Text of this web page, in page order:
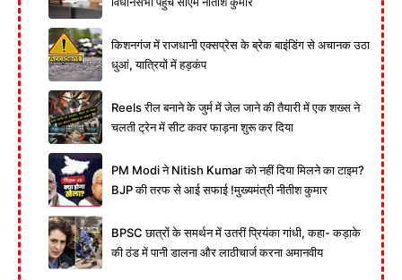
किशनगंज में राजधानी एक्सप्रेस के ब्रेक बाइंडिंग से अचानक उठा
धुआं, यात्रियों में हड़कंप
Reels रील बनाने के जुर्म में जेल जाने की तैयारी में एक शख्स ने
चलती ट्रेन में सीट कवर फाड़ना शुरू कर दिया
PM Modi ने Nitish Kumar को नहीं दिया मिलने का टाइम?
BJP की तरफ से आई सफाई !मुख्यमंत्री नीतीश कुमार
BPSC छात्रों के समर्थन में उतरीं प्रियंका गांधी, कहा- कड़ाके
की ठंड में पानी डालना और लाठीचार्ज करना अमानवीय